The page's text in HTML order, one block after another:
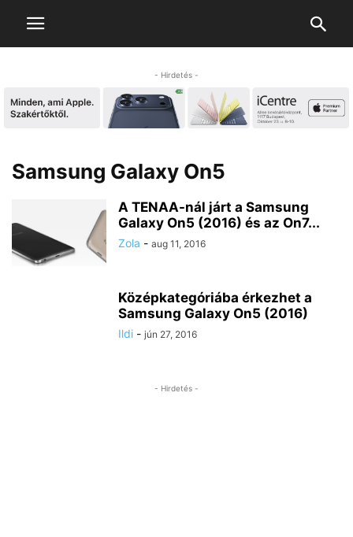
- Hirdetés -
Samsung Galaxy On5
A TENAA-nál járt a Samsung
Galaxy On5 (2016) és az On7...
Zola - aug 11, 2016
Középkategóriába érkezhet a
Samsung Galaxy On5 (2016)
Ildi - jún 27, 2016
- Hirdetés -